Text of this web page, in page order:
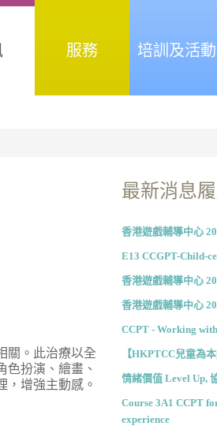
服務 培訓及活動
關。此治療以全
扮演、繪畫、
，增強主動感。
最新消息
香港遊戲輔導中心
E13 CCGPT-Child-
香港遊戲輔導中心
香港遊戲輔導中心
CCPT - Working
【HKPTCC兒童為
情緒價值 Level Up,
Course 3A1 CCPT
experience